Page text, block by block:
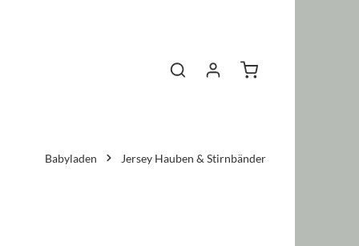
Warenkorb enthält 0
Babyladen Jersey Hauben & Stirnbänder